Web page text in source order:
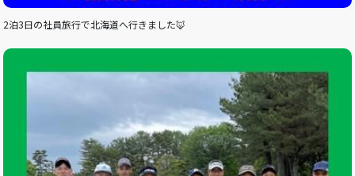
2泊3日の社員旅行で北海道へ行きました🦊